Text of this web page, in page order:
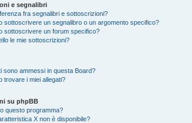
e segnalibri
fra segnalibri e sottoscrizioni?
sottoscrivere un segnalibro o un argomento specifico?
sottoscrivere un forum specifico?
le mie sottoscrizioni?
sono ammessi in questa Board?
trovare i miei allegati?
su phpBB
questo programma?
X non è disponibile?